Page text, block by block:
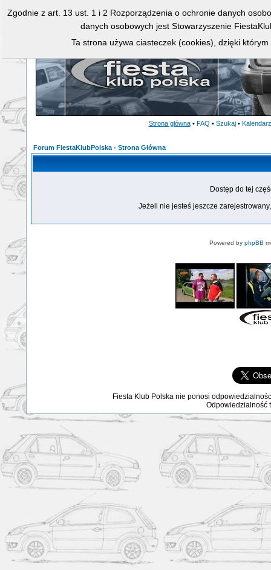
Strona główna • FAQ • Szukaj • Kalendarz
Forum FiestaKlubPolska - Strona Główna
Dostęp do tej
Jeżeli nie jesteś jeszcze
Powered by phpBB
Fiesta Klub Polska nie ponosi
Odpowiedzialność
Zgodnie z art. 13 ust. 1 i 2 Rozporządzenia o ochronie danych
danych osobowych jest Stowarzyszenie
Ta strona używa ciasteczek (cookies), dzięki